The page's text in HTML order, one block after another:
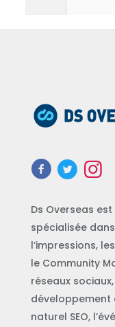
Ds Overseas
spécialisée
l’impressions,
le Community
réseaux
développement
naturel SEO,